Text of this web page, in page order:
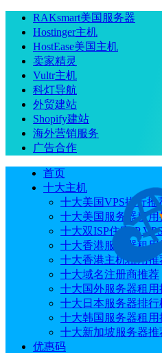
RAKsmart美国服务器
Hostinger主机
HostEase美国主机
卖家精灵
Vultr主机
科灯导航
外贸建站
Shopify建站
海外营销服务
广告合作
首页
十大主机
十大美国VPS排行推
十大美国服务器租用
十大双ISP住宅IP VPS
十大香港服务器租用
十大香港主机租用推
十大域名注册商推荐
十大国外服务器租用
十大日本服务器排行
十大韩国服务器租用
十大新加坡服务器推
优惠码
当前位置：首页 优惠码
只需93元/年